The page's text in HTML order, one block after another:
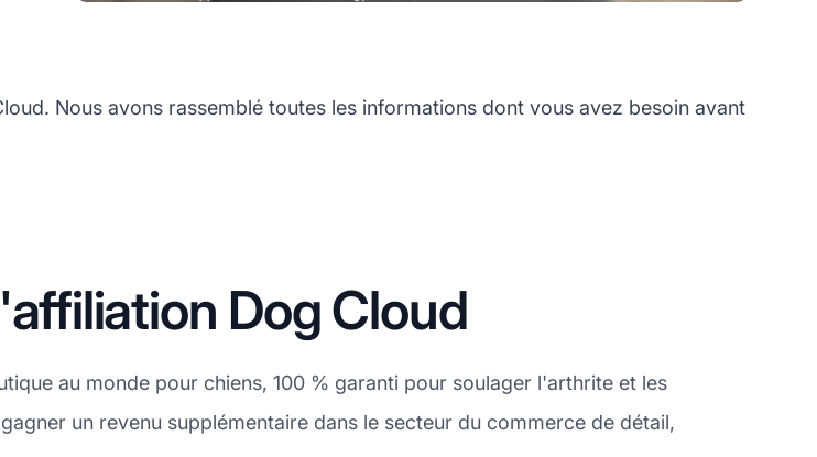
Nous avons rassemblé toutes les informations dont vous avez besoin avant
Dog Cloud
au monde pour chiens, 100 % garanti pour soulager l'arthrite et les
un revenu supplémentaire dans le secteur du commerce de détail,